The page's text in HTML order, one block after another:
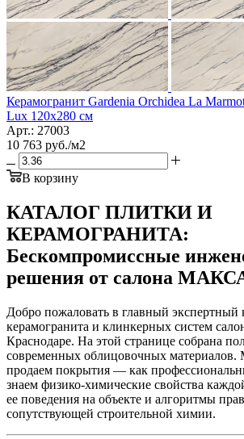
Керамогранит Gardenia Orchidea La
Lux 120x280 см
Арт.: 27003
10 763 руб./м2
В корзину
КАТАЛОГ ПЛИТКИ И
КЕРАМОГРАНИТА:
Бескомпромиссные
решения от салона
Добро пожаловать в главный экспертный
керамогранита и клинкерных систем
Краснодаре. На этой странице собрана
современных облицовочных материалов.
продаем покрытия — как
знаем физико-химические свойства
ее поведения на объекте и алгоритмы
сопутствующей строительной химии.